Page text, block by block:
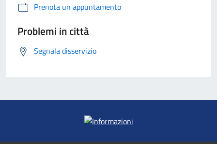
Prenota un appuntamento
Problemi in città
Segnala disservizio